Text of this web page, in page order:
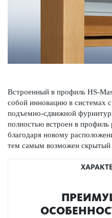
Встроенный в профиль HS-
собой инновацию в системах
подъемно-сдвижной
полностью встроен в
благодаря новому
тем самым возможен скрытый